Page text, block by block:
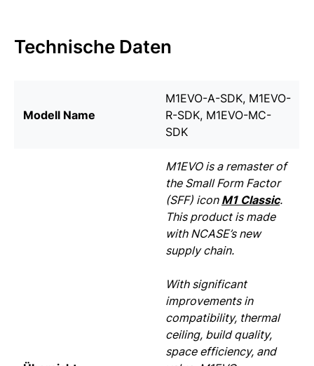
Technische Daten
Modell Name
M1EVO-A-SDK, M1EVO-
R-SDK, M1EVO-MC-
SDK
M1EVO is a remaster of
the Small Form Factor
(SFF) icon M1 Classic.
This product is made
with NCASE’s new
supply chain.
With significant
improvements in
compatibility, thermal
ceiling, build quality,
space efficiency, and